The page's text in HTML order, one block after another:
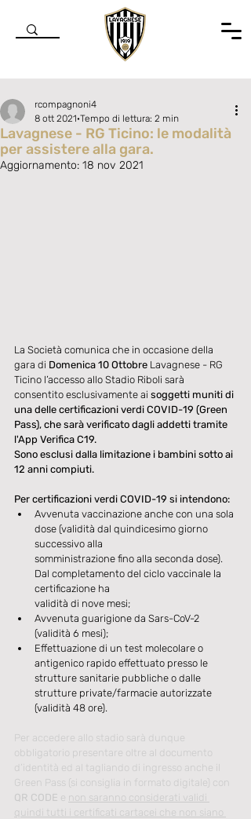
Lavagnese - RG Ticino: le modalità
per assistere alla gara.
rcompagnoni4
8 ott 2021 Tempo di lettura: 2 min
Aggiornamento: 18 nov 2021
La Società comunica che in occasione della
gara di Domenica 10 Ottobre Lavagnese - RG
Ticino l’accesso allo Stadio Riboli sarà
consentito esclusivamente ai soggetti muniti di
una delle certificazioni verdi COVID-19 (Green
Pass), che sarà verificato dagli addetti tramite
l'App Verifica C19.
Sono esclusi dalla limitazione i bambini sotto ai
12 anni compiuti.
Per certificazioni verdi COVID-19 si intendono:
Avvenuta vaccinazione anche con una sola
dose (validità dal quindicesimo giorno
successivo alla
somministrazione fino alla seconda dose).
Dal completamento del ciclo vaccinale la
certificazione ha
validità di nove mesi;
Avvenuta guarigione da Sars-CoV-2
(validità 6 mesi);
Effettuazione di un test molecolare o
antigenico rapido effettuato presso le
strutture sanitarie pubbliche o dalle
strutture private/farmacie autorizzate
(validità 48 ore).
Per accedere allo stadio sarà dunque
obbligatorio presentare oltre al documento
d’identità ed al tagliando di ingresso anche il
Green Pass (si consiglia in formato digitale) con
QR CODE e non saranno considerati validi
quindi tutti i certificati cartacei che non siano